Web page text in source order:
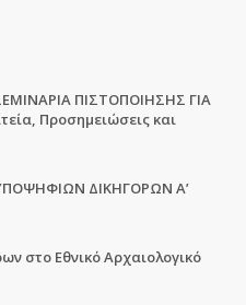
ΠΙΣΤΟΠΟΙΗΣΗΣ ΓΙΑ
Προσημειώσεις και
ΔΙΚΗΓΟΡΩΝ Α’
στο Εθνικό Αρχαιολογικό